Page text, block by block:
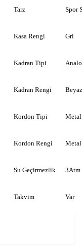
Tarz Spor
Kasa Rengi Gri
Kadran Tipi
Kadran Rengi Beyaz
Kordon Tipi Metal
Kordon Rengi Metal
Su Geçirmezlik 3Atm
Takvim Var